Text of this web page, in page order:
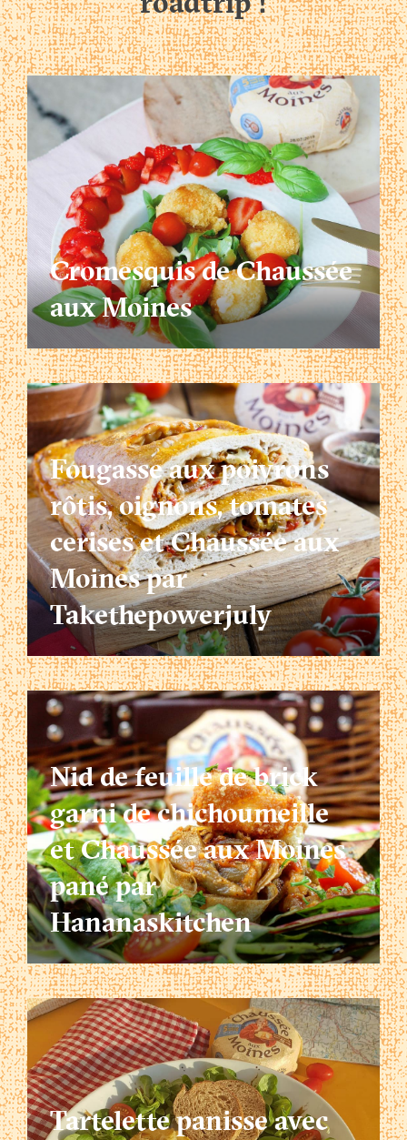
Cromesquis de Chaussée
aux Moines
Fougasse aux poivrons
rôtis, oignons, tomates
cerises et Chaussée aux
Moines par
Takethepowerjuly
Nid de feuille de brick
garni de chichoumeille
et Chaussée aux Moines
pané par
Hananaskitchen
Tartelette panisse avec